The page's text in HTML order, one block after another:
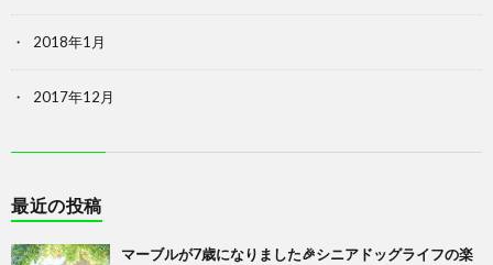
2018年1月
2017年12月
最近の投稿
マーブルが7歳になりました🎉シニアドッグライフの楽